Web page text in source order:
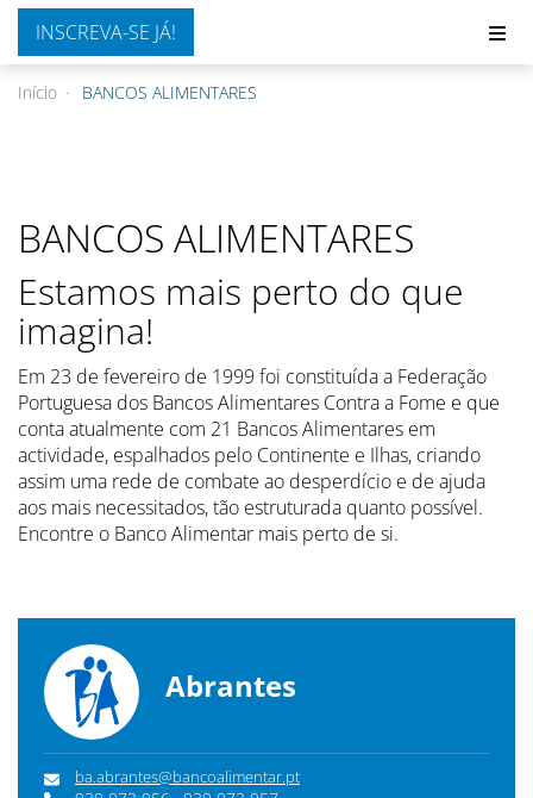
INSCREVA-SE JÁ!
Início BANCOS ALIMENTARES
BANCOS ALIMENTARES
Estamos mais perto do que
imagina!
Em 23 de fevereiro de 1999 foi constituída a Federação
Portuguesa dos Bancos Alimentares Contra a Fome e que
conta atualmente com 21 Bancos Alimentares em
actividade, espalhados pelo Continente e Ilhas, criando
assim uma rede de combate ao desperdício e de ajuda
aos mais necessitados, tão estruturada quanto possível.
Encontre o Banco Alimentar mais perto de si.
Abrantes
ba.abrantes@bancoalimentar.pt